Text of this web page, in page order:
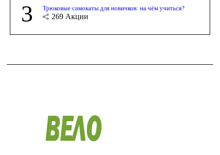
3 Трюковые самокаты для новичков: на чём учиться?
269 Акции